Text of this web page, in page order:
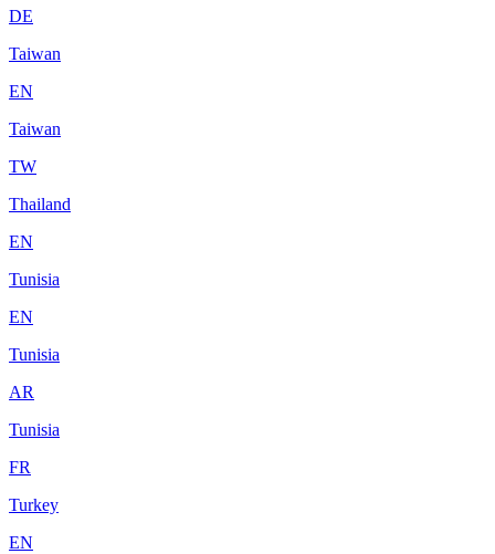
DE
Taiwan
EN
Taiwan
TW
Thailand
EN
Tunisia
EN
Tunisia
AR
Tunisia
FR
Turkey
EN